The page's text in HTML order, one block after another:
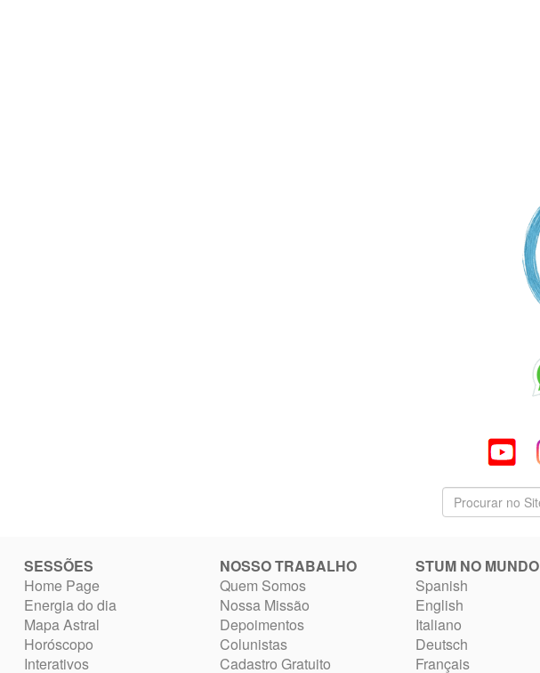
SESSÕES
Home Page
Energia do dia
Mapa Astral
Horóscopo
Interativos
NOSSO TRABALHO
Quem Somos
Nossa Missão
Depoimentos
Colunistas
Cadastro Gratuito
STUM NO MUNDO
Spanish
English
Italiano
Deutsch
Français